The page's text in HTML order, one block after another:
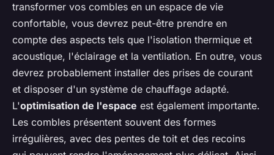
transformer vos combles en un espace de vie
confortable, vous devrez peut-être prendre en
compte des aspects tels que l'isolation thermique et
acoustique, l'éclairage et la ventilation. En outre, vous
devrez probablement installer des prises de courant
et disposer d'un système de chauffage adapté.
L'optimisation de l'espace est également importante.
Les combles présentent souvent des formes
irrégulières, avec des pentes de toit et des recoins